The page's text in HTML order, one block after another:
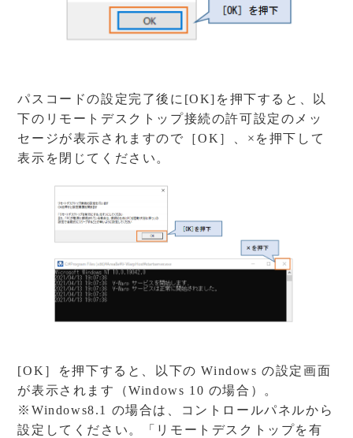
パスコードの設定完了後に[OK]を押下すると、以
下のリモートデスクトップ接続の許可設定のメッ
セージが表示されますので［OK］、×を押下して
表示を閉じてください。
[OK］を押下すると、以下の Windows の設定画面
が表示されます（Windows 10 の場合）。
※Windows8.1 の場合は、コントロールパネルから
設定してください。「リモートデスクトップを有